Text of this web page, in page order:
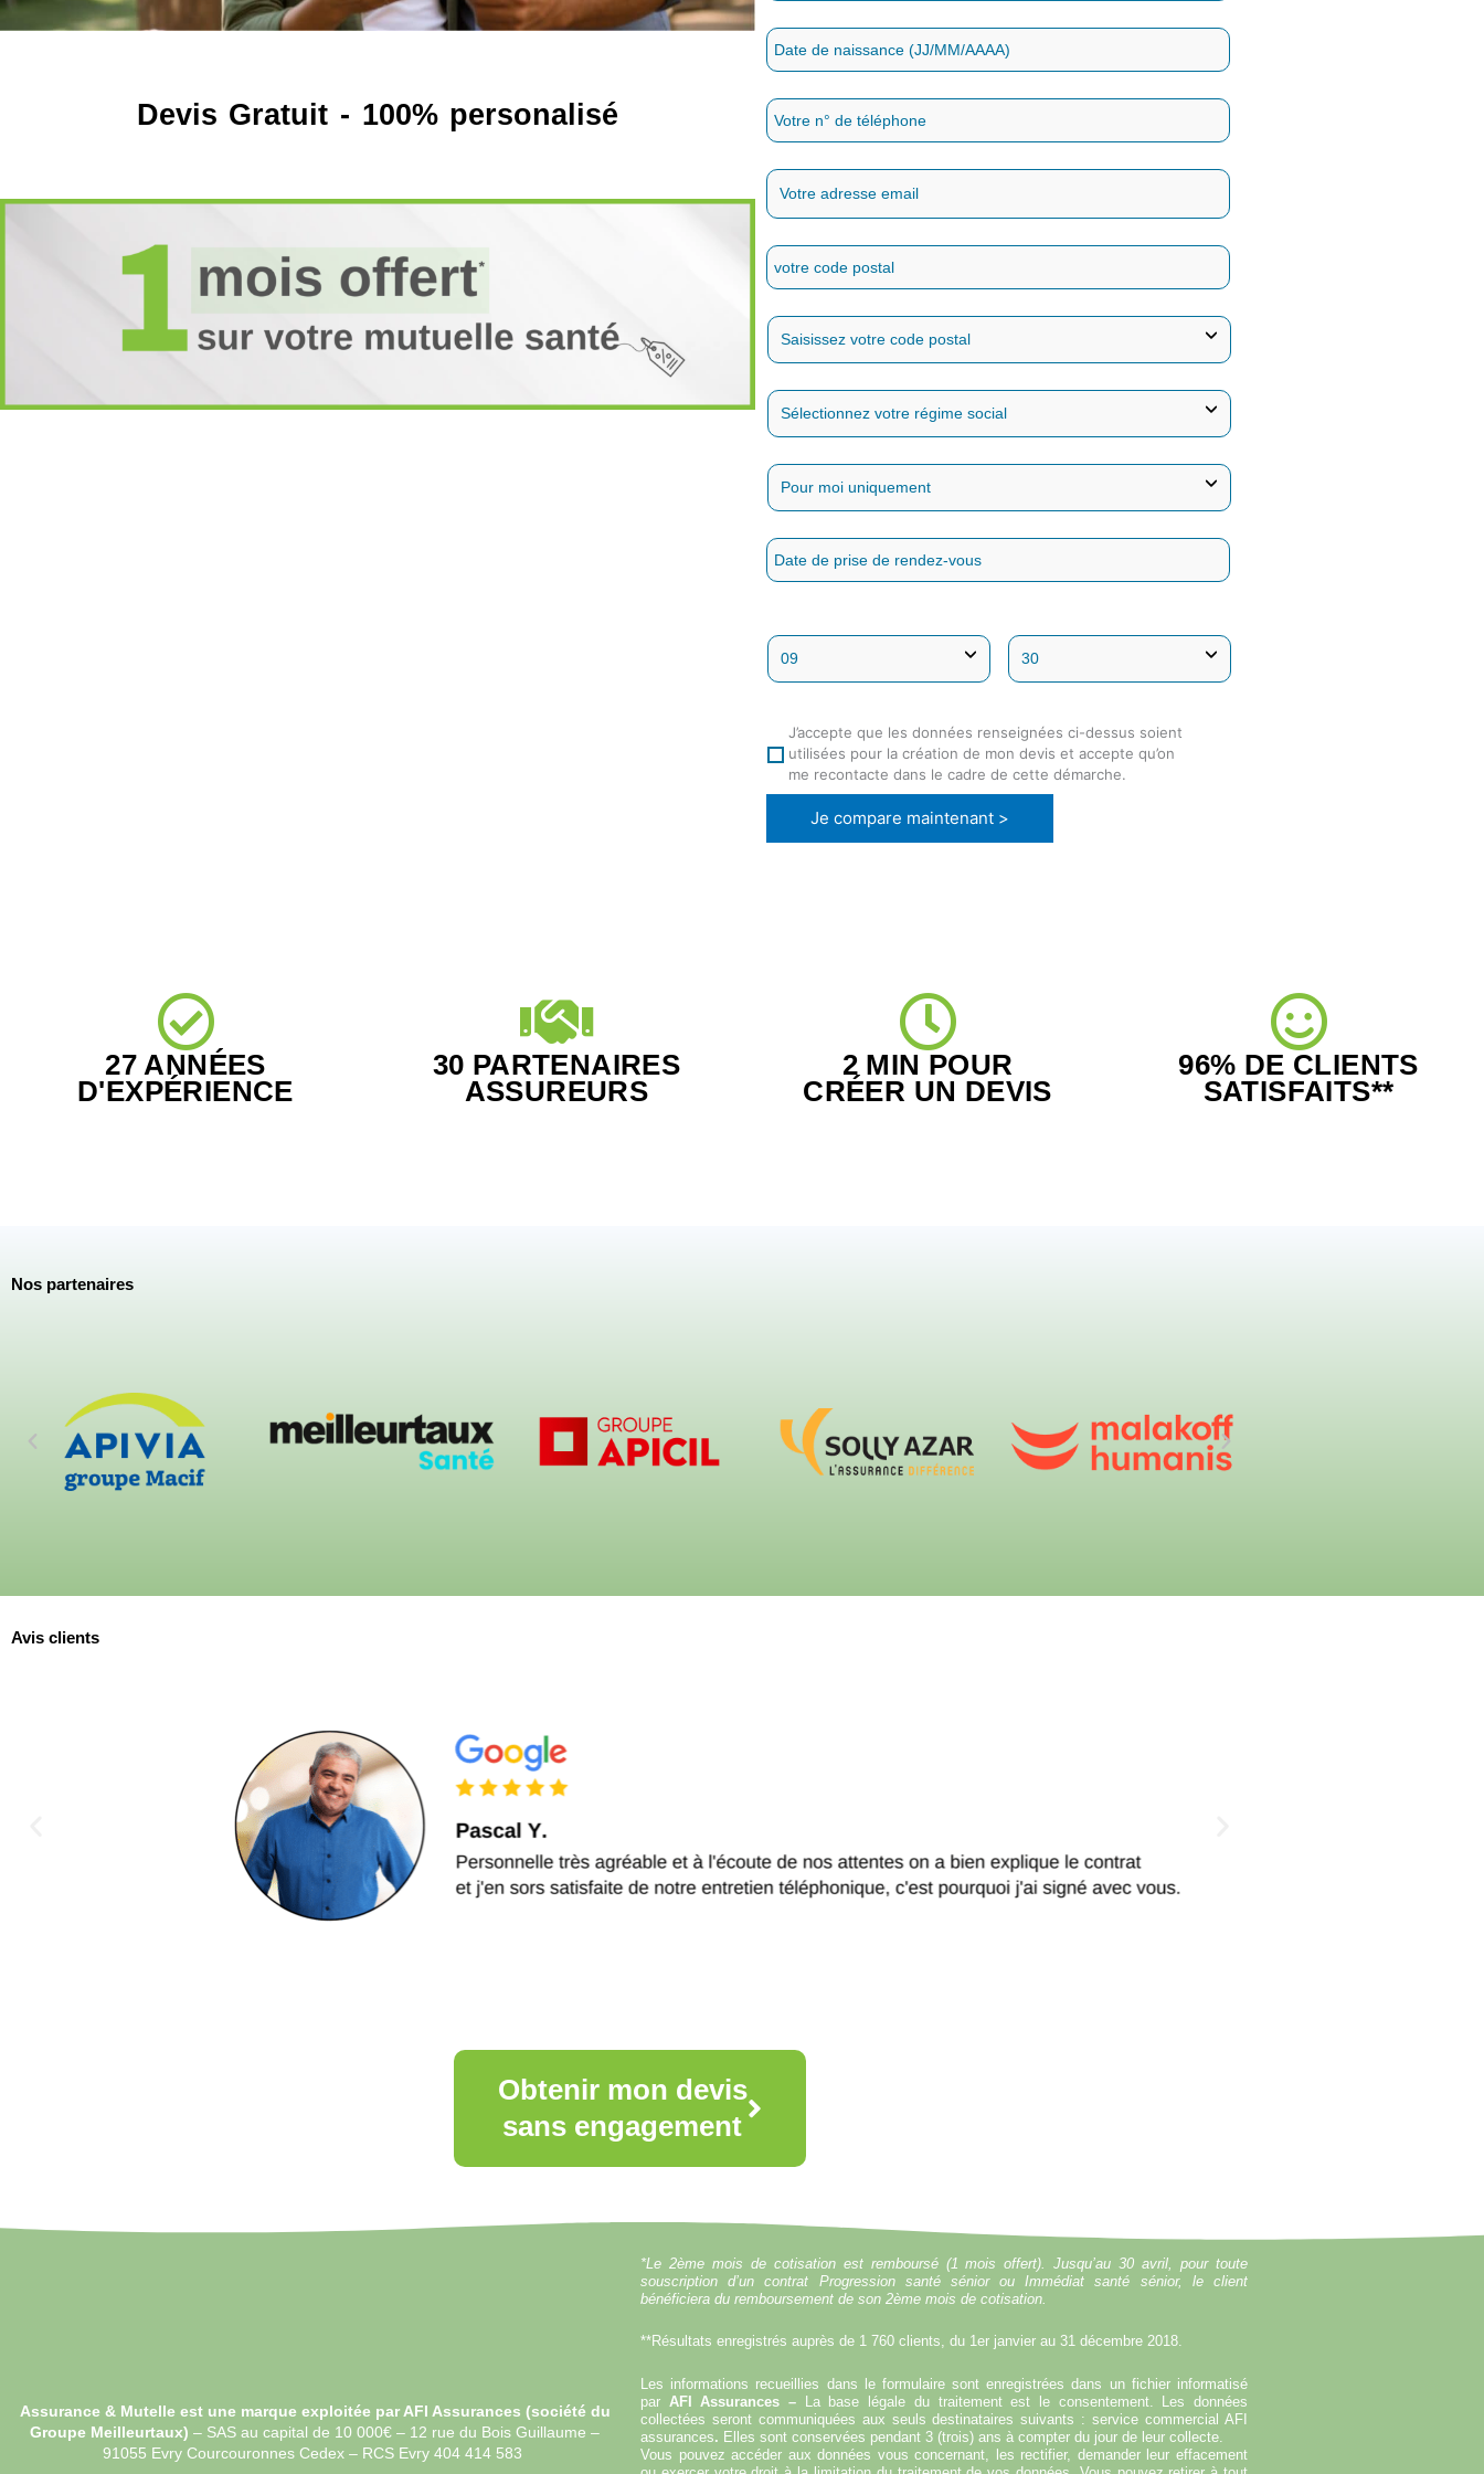
Devis Gratuit - 100% personalisé
J’accepte que les données renseignées ci-dessus soient
utilisées pour la création de mon devis et accepte qu’on
me recontacte dans le cadre de cette démarche.
Je compare maintenant >
27 ANNÉES
D'EXPÉRIENCE
30 PARTENAIRES
ASSUREURS
2 MIN POUR
CRÉER UN DEVIS
96% DE CLIENTS
SATISFAITS**
Nos partenaires
Avis clients
Obtenir mon devis
sans engagement
Assurance & Mutelle est une marque exploitée par AFI Assurances (société du
Groupe Meilleurtaux) – SAS au capital de 10 000€ – 12 rue du Bois Guillaume –
91055 Evry Courcouronnes Cedex – RCS Evry 404 414 583
*Le 2ème mois de cotisation est remboursé (1 mois offert). Jusqu’au 30 avril, pour toute
souscription d’un contrat Progression santé sénior ou Immédiat santé sénior, le client
bénéficiera du remboursement de son 2ème mois de cotisation.
**Résultats enregistrés auprès de 1 760 clients, du 1er janvier au 31 décembre 2018.
Les informations recueillies dans le formulaire sont enregistrées dans un fichier informatisé
par AFI Assurances –
La base légale du traitement est le consentement. Les données
collectées seront communiquées aux seuls destinataires suivants : service commercial AFI
assurances. Elles sont conservées pendant 3 (trois) ans à compter du jour de leur collecte.
Vous pouvez accéder aux données vous concernant, les rectifier, demander leur effacement